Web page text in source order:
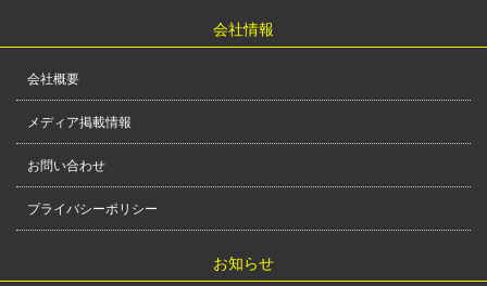
会社情報
会社概要
メディア掲載情報
お問い合わせ
プライバシーポリシー
お知らせ